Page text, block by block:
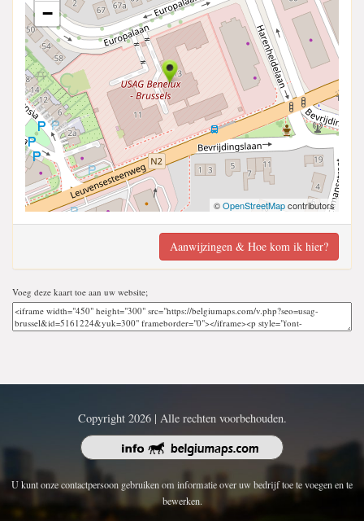
−
©OpenStreetMapcontributors
Aanwijzingen & Hoe kom ik hier?
Voeg deze kaart toe aan uw website;
Copyright 2026 | Alle rechten voorbehouden.
U kunt onze contactpersoon gebruiken om informatie over uw bedrijf toe te voegen en te
bewerken.